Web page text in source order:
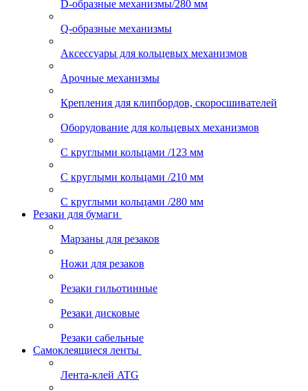
D-образные механизмы/280 мм
Q-образные механизмы
Аксессуары для кольцевых механизмов
Арочные механизмы
Крепления для клипбордов, скоросшивателей
Оборудование для кольцевых механизмов
С круглыми кольцами /123 мм
С круглыми кольцами /210 мм
С круглыми кольцами /280 мм
Резаки для бумаги
Марзаны для резаков
Ножи для резаков
Резаки гильотинные
Резаки дисковые
Резаки сабельные
Самоклеящиеся ленты
Лента-клей ATG